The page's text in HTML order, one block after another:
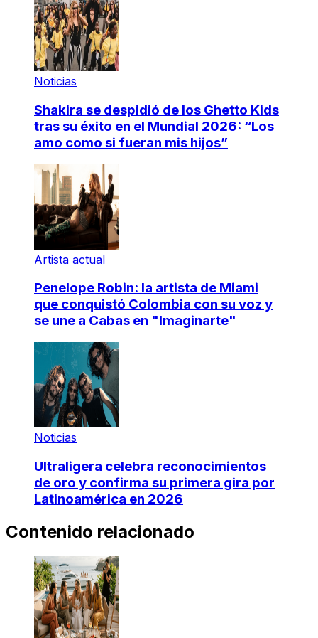
Noticias
Shakira se despidió de los Ghetto Kids
tras su éxito en el Mundial 2026: “Los
amo como si fueran mis hijos”
Artista actual
Penelope Robin: la artista de Miami
que conquistó Colombia con su voz y
se une a Cabas en "Imaginarte"
Noticias
Ultraligera celebra reconocimientos
de oro y confirma su primera gira por
Latinoamérica en 2026
Contenido relacionado